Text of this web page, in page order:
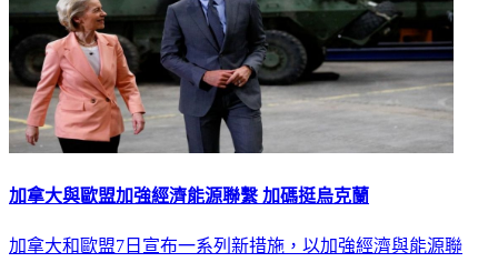
加拿大與歐盟加強經濟能源聯繫 加碼挺烏克蘭
加拿大和歐盟7日宣布一系列新措施，以加強經濟與能源聯